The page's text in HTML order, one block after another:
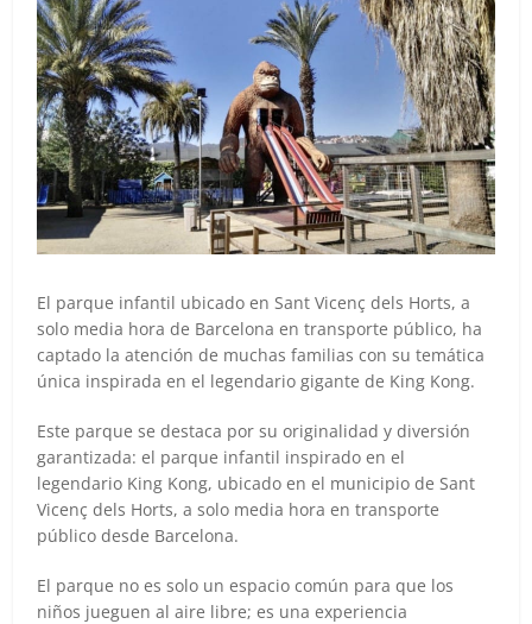
El parque infantil ubicado en Sant Vicenç dels Horts, a
solo media hora de Barcelona en transporte público, ha
captado la atención de muchas familias con su temática
única inspirada en el legendario gigante de King Kong.
Este parque se destaca por su originalidad y diversión
garantizada: el parque infantil inspirado en el
legendario King Kong, ubicado en el municipio de Sant
Vicenç dels Horts, a solo media hora en transporte
público desde Barcelona.
El parque no es solo un espacio común para que los
niños jueguen al aire libre; es una experiencia